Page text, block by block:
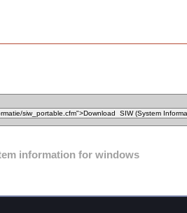
information for windows